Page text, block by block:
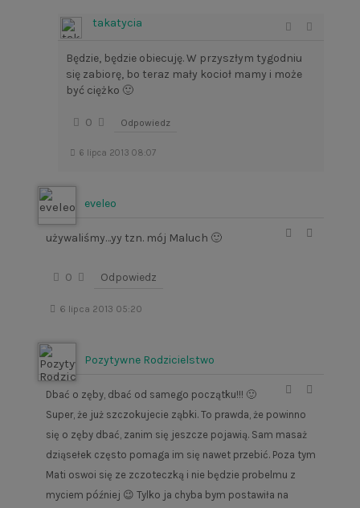
takatycia
Będzie, będzie obiecuję. W przyszłym tygodniu
się zabiorę, bo teraz mały kocioł mamy i może
być ciężko 🙂
0 Odpowiedz
6 lipca 2013 08:07
eveleo
używaliśmy…yy tzn. mój Maluch 🙂
0 Odpowiedz
6 lipca 2013 05:20
Pozytywne Rodzicielstwo
Dbać o zęby, dbać od samego początku!!! 🙂
Super, że już szczokujecie ząbki. To prawda, że powinno
się o zęby dbać, zanim się jeszcze pojawią. Sam masaż
dziąsełek często pomaga im się nawet przebić. Poza tym
Mati oswoi się ze zczoteczką i nie będzie probelmu z
myciem później 😉 Tylko ja chyba bym postawiła na